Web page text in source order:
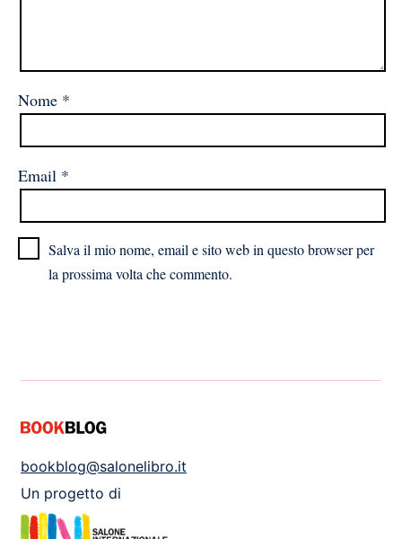
Nome *
Email *
Salva il mio nome, email e sito web in questo browser per
la prossima volta che commento.
bookblog@salonelibro.it
Un progetto di